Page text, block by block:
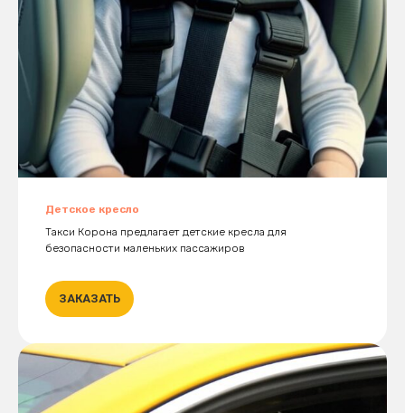
Детское кресло
Такси Корона предлагает детские кресла для
безопасности маленьких пассажиров
ЗАКАЗАТЬ